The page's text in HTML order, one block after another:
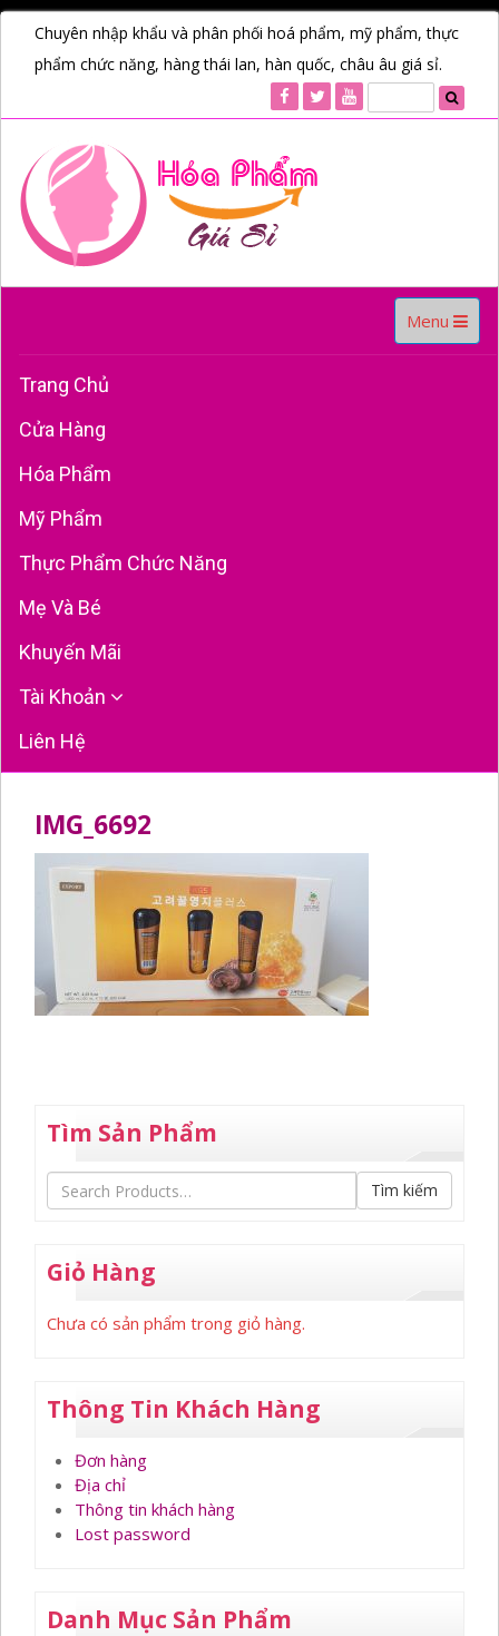
Chuyên nhập khẩu và phân phối hoá phẩm, mỹ phẩm, thực
phẩm chức năng, hàng thái lan, hàn quốc, châu âu giá sỉ.
Toggle
navigation
Menu
Trang Chủ
Cửa Hàng
Hóa Phẩm
Mỹ Phẩm
Thực Phẩm Chức Năng
Mẹ Và Bé
Khuyến Mãi
Tài Khoản
Liên Hệ
IMG_6692
Tìm Sản Phẩm
Tìm kiếm
Giỏ Hàng
Chưa có sản phẩm trong giỏ hàng.
Thông Tin Khách Hàng
Đơn hàng
Địa chỉ
Thông tin khách hàng
Lost password
Danh Mục Sản Phẩm